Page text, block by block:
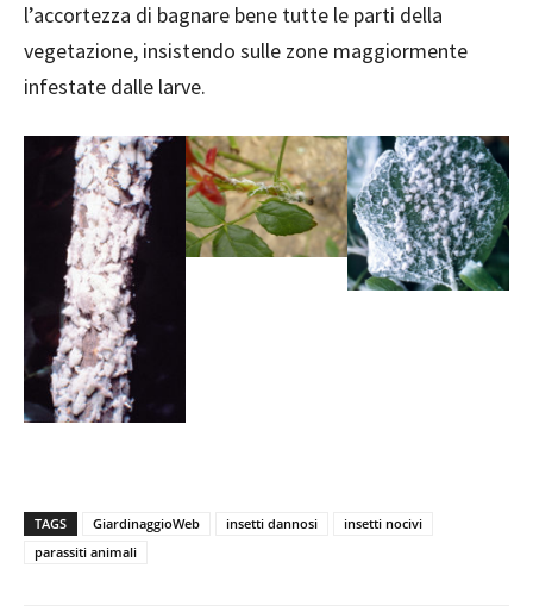
l’accortezza di bagnare bene tutte le parti della
vegetazione, insistendo sulle zone maggiormente
infestate dalle larve.
TAGS GiardinaggioWeb insetti dannosi
insetti nocivi
parassiti animali